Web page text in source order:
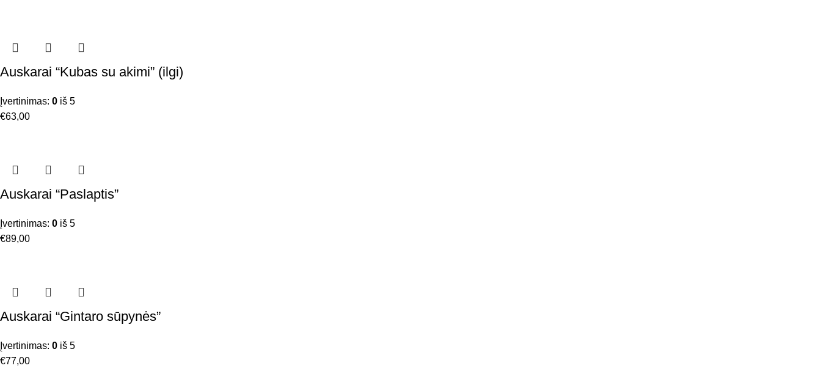
Auskarai “Kubas su akimi” (ilgi)
Įvertinimas: 0 iš 5
€63,00
Auskarai “Paslaptis”
Įvertinimas: 0 iš 5
€89,00
Auskarai “Gintaro sūpynės”
Įvertinimas: 0 iš 5
€77,00